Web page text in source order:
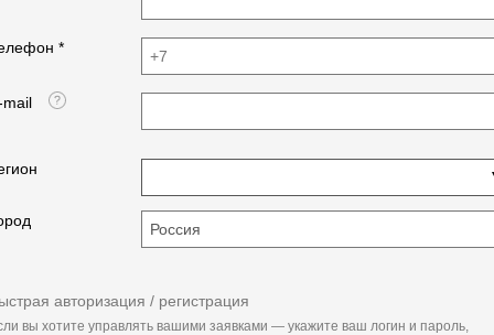
*
mail
авторизация / регистрация
вы хотите управлять вашими заявками — укажите ваш логин и пароль,